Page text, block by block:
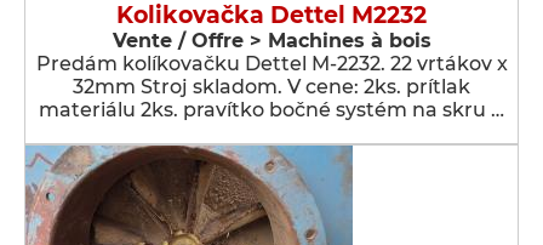
Kolikovačka Dettel M2232
Vente / Offre > Machines à bois
Predám kolíkovačku Dettel M-2232. 22 vrtákov x
32mm Stroj skladom. V cene: 2ks. prítlak
materiálu 2ks. pravítko bočné systém na skru …